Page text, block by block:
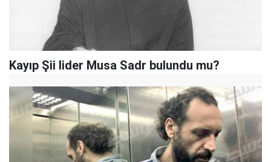
Kayıp Şii lider Musa Sadr bulundu mu?